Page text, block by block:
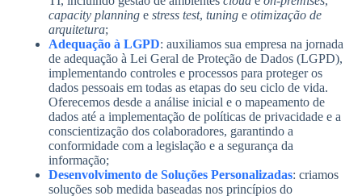
capacity planning e stress test, tuning e otimização de
arquitetura;
Adequação à LGPD: auxiliamos sua empresa na jornada
de adequação à Lei Geral de Proteção de Dados (LGPD),
implementando controles e processos para proteger os
dados pessoais em todas as etapas do seu ciclo de vida.
Oferecemos desde a análise inicial e o mapeamento de
dados até a implementação de políticas de privacidade e a
conscientização dos colaboradores, garantindo a
conformidade com a legislação e a segurança da
informação;
Desenvolvimento de Soluções Personalizadas: criamos
soluções sob medida baseadas nos princípios do